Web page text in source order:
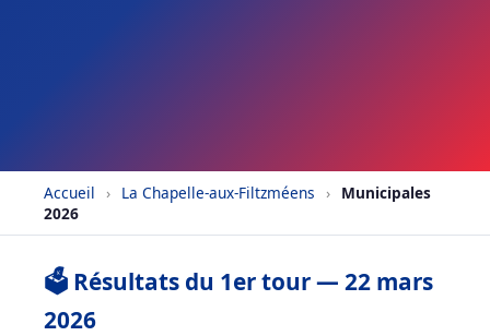
Accueil › La Chapelle-aux-Filtzméens › Municipales
2026
🗳️ Résultats du 1er tour — 22 mars
2026